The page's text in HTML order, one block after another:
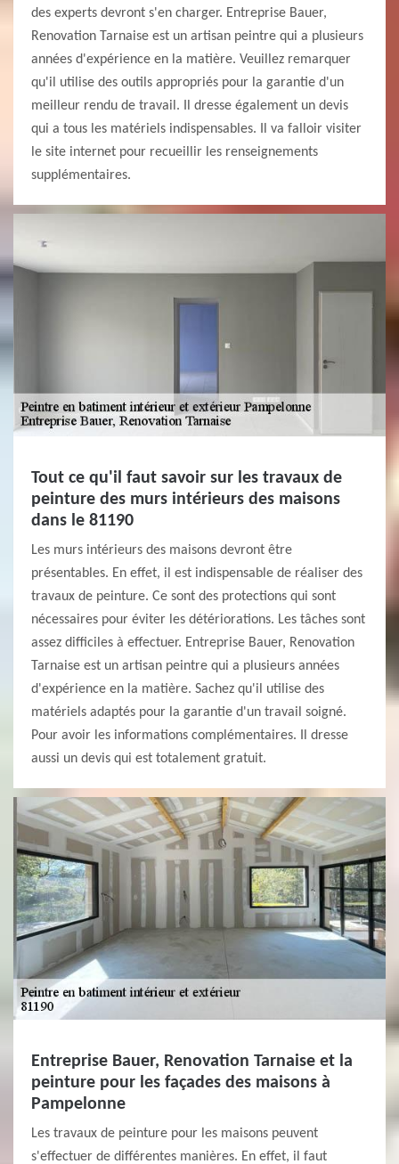
des experts devront s'en charger. Entreprise Bauer,
Renovation Tarnaise est un artisan peintre qui a plusieurs
années d'expérience en la matière. Veuillez remarquer
qu'il utilise des outils appropriés pour la garantie d'un
meilleur rendu de travail. Il dresse également un devis
qui a tous les matériels indispensables. Il va falloir visiter
le site internet pour recueillir les renseignements
supplémentaires.
Tout ce qu'il faut savoir sur les travaux de
peinture des murs intérieurs des maisons
dans le 81190
Les murs intérieurs des maisons devront être
présentables. En effet, il est indispensable de réaliser des
travaux de peinture. Ce sont des protections qui sont
nécessaires pour éviter les détériorations. Les tâches sont
assez difficiles à effectuer. Entreprise Bauer, Renovation
Tarnaise est un artisan peintre qui a plusieurs années
d'expérience en la matière. Sachez qu'il utilise des
matériels adaptés pour la garantie d'un travail soigné.
Pour avoir les informations complémentaires. Il dresse
aussi un devis qui est totalement gratuit.
Entreprise Bauer, Renovation Tarnaise et la
peinture pour les façades des maisons à
Pampelonne
Les travaux de peinture pour les maisons peuvent
s'effectuer de différentes manières. En effet, il faut